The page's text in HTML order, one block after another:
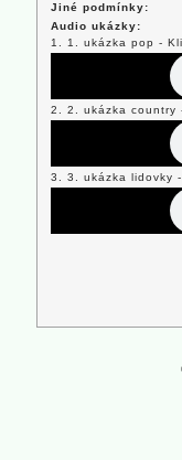
Jiné podmínky:
Audio ukázky:
1. 1. ukázka pop -
2. 2. ukázka country
3. 3. ukázka lidovky